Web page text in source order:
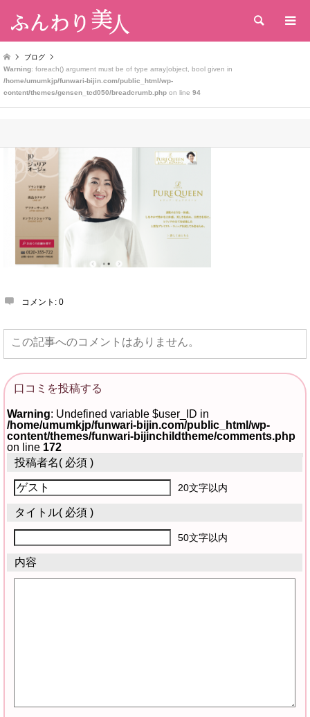
検索
ブログ
Warning: foreach() argument must be of type array|object, bool given in
/home/umumkjp/funwari-bijin.com/public_html/wp-
content/themes/gensen_tcd050/breadcrumb.php on line 94
コメント: 0
この記事へのコメントはありません。
口コミを投稿する
Warning : Undefined variable $user_ID in
/home/umumkjp/funwari-bijin.com/public_html/wp-
content/themes/funwari-bijinchildtheme/comments.php
on line 172
投稿者名( 必須 )
20文字以内
タイトル( 必須 )
50文字以内
内容